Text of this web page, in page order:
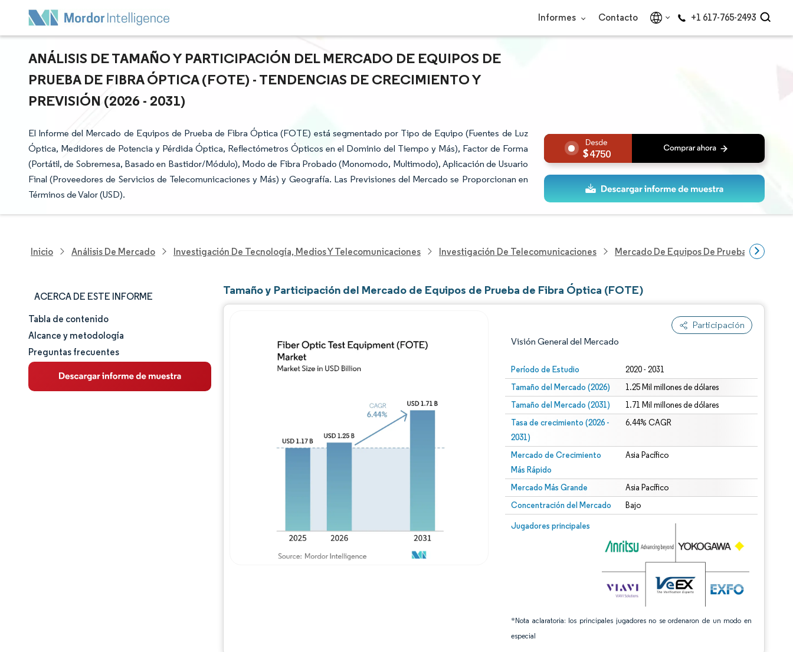
Informes Contacto +1 617-765-2493
ANÁLISIS DE TAMAÑO Y PARTICIPACIÓN DEL MERCADO DE EQUIPOS DE
PRUEBA DE FIBRA ÓPTICA (FOTE) - TENDENCIAS DE CRECIMIENTO Y
PREVISIÓN (2026 - 2031)
El Informe del Mercado de Equipos de Prueba de Fibra Óptica (FOTE) está segmentado por Tipo de Equipo (Fuentes de Luz
Óptica, Medidores de Potencia y Pérdida Óptica, Reflectómetros Ópticos en el Dominio del Tiempo y Más), Factor de Forma
(Portátil, de Sobremesa, Basado en Bastidor/Módulo), Modo de Fibra Probado (Monomodo, Multimodo), Aplicación de Usuario
Final (Proveedores de Servicios de Telecomunicaciones y Más) y Geografía. Las Previsiones del Mercado se Proporcionan en
Términos de Valor (USD).
4750
Inicio Análisis De Mercado Investigación De Tecnología, Medios Y Telecomunicaciones Investigación De Telecomunicaciones Mercado De Equipos De Prueba De Fibra
ACERCA DE ESTE INFORME
Tamaño y cuota de mercado
Análisis de mercado
Tendencias e ideas
Tabla de contenido
Alcance y metodología
Preguntas frecuentes
Tamaño y Participación del Mercado de Equipos de Prueba de Fibra Óptica (FOTE)
Participación
Visión General del Mercado
Período de Estudio 2020 - 2031
Tamaño del Mercado (2026) 1.25 Mil millones de dólares
Tamaño del Mercado (2031) 1.71 Mil millones de dólares
Tasa de crecimiento (2026 -
2031)
6.44% CAGR
Mercado de Crecimiento
Más Rápido
Asia Pacífico
Mercado Más Grande Asia Pacífico
Concentración del Mercado Bajo
Jugadores principales
*Nota aclaratoria: los principales jugadores no se ordenaron de un modo en
especial
Imagen © Mordor Intelligence. El uso requiere atribución según CC BY 4.0.
Imagen © Mordor Intelligence. El uso requiere atribución según CC BY 4.0.